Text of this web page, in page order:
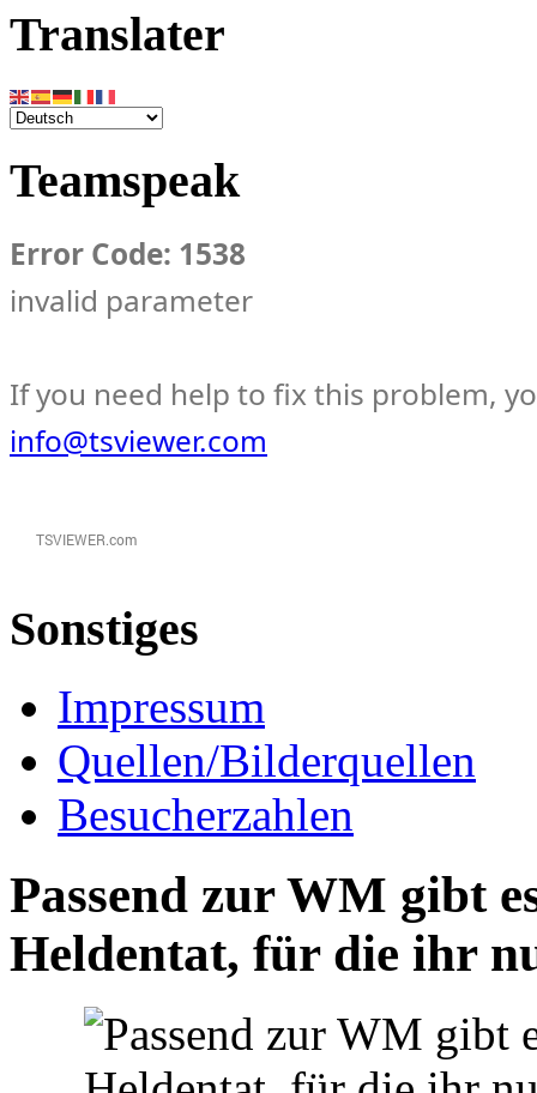
Translater
Teamspeak
Error Code: 1538
invalid parameter
If you need help to fix this problem,
info@tsviewer.com
Sonstiges
Impressum
Quellen/Bilderquellen
Besucherzahlen
Passend zur WM gibt
Heldentat, für die ihr